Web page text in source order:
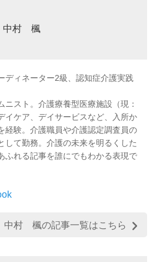
中村 楓
ディネーター2級、認知症介護実践
スト。介護療養型医療施設（現：
イケア、デイサービスなど、入所か
経験。介護職員や介護認定調査員の
して勤務。介護の未来を明るくした
ふれる記事を誰にでもわかる表現で
中村 楓の記事一覧はこちら